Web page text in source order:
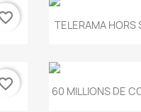

TELERAMA HORS

60 MILLIONS DE